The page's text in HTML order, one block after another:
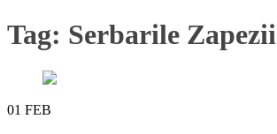
Tag: Serbarile Zapezii
01 FEB